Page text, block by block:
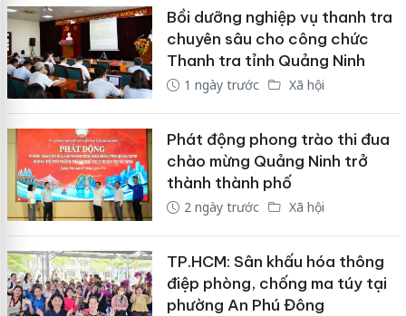
Bồi dưỡng nghiệp vụ thanh tra
chuyên sâu cho công chức
Thanh tra tỉnh Quảng Ninh
1 ngày trước Xã hội
Phát động phong trào thi đua
chào mừng Quảng Ninh trở
thành thành phố
2 ngày trước Xã hội
TP.HCM: Sân khấu hóa thông
điệp phòng, chống ma túy tại
phường An Phú Đông